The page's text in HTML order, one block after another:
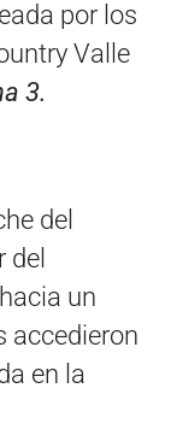
por los
Valle
3.
del
del
un
accedieron
en la